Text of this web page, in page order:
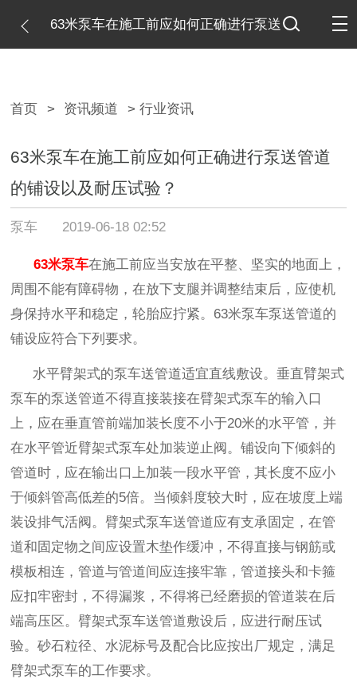
63米泵车在施工前应如何正确进行泵送
首页 > 资讯频道 > 行业资讯
63米泵车在施工前应如何正确进行泵送管道
的铺设以及耐压试验？
泵车 2019-06-18 02:52
63米泵车在施工前应当安放在平整、坚实的地面上，
周围不能有障碍物，在放下支腿并调整结束后，应使机
身保持水平和稳定，轮胎应拧紧。 63米泵车泵送管道的
铺设应符合下列要求。
水平臂架式的泵车送管道适宜直线敷设。垂直臂架式
泵车的泵送管道不得直接装接在臂架式泵车的输入口
上，应在垂直管前端加装长度不小于20米的水平管，并
在水平管近臂架式泵车处加装逆止阀。铺设向下倾斜的
管道时，应在输出口上加装一段水平管，其长度不应小
于倾斜管高低差的5倍。当倾斜度较大时，应在坡度上端
装设排气活阀。臂架式泵车送管道应有支承固定，在管
道和固定物之间应设置木垫作缓冲，不得直接与钢筋或
模板相连，管道与管道间应连接牢靠，管道接头和卡箍
应扣牢密封，不得漏浆，不得将已经磨损的管道装在后
端高压区。臂架式泵车送管道敷设后，应进行耐压试
验。砂石粒径、水泥标号及配合比应按出厂规定，满足
臂架式泵车的工作要求。